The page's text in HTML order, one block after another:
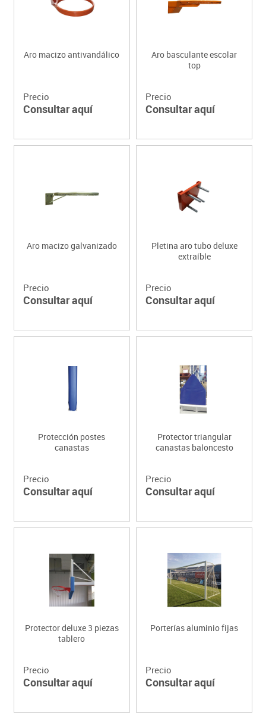
Aro macizo antivandálico
Precio
Consultar aquí
Aro basculante escolar
top
Precio
Consultar aquí
Aro macizo galvanizado
Precio
Consultar aquí
Pletina aro tubo deluxe
extraíble
Precio
Consultar aquí
Protección postes
canastas
Precio
Consultar aquí
Protector triangular
canastas baloncesto
Precio
Consultar aquí
Protector deluxe 3 piezas
tablero
Precio
Consultar aquí
Porterías aluminio fijas
Precio
Consultar aquí